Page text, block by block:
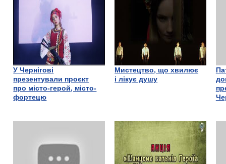
У Чернігові
презентували проєкт
про місто-герой, місто-
фортецю
Мистецтво, що хвилює
і лікує душу